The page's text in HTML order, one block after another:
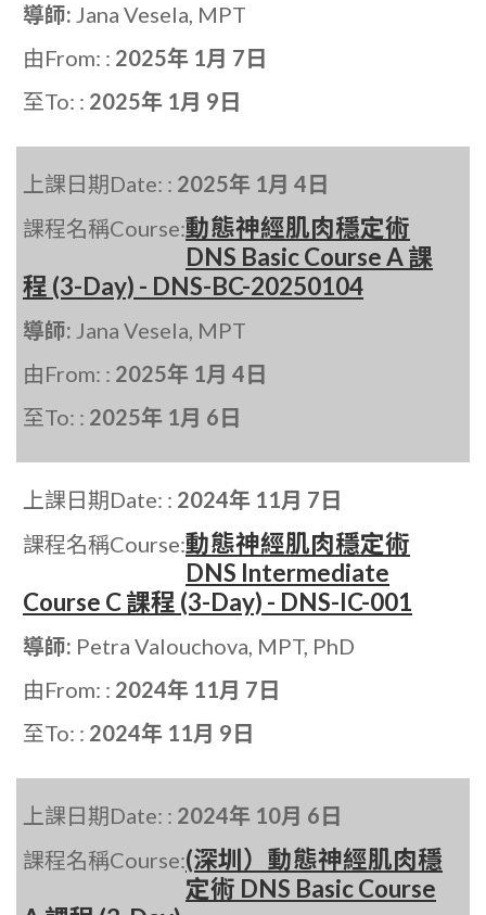
導師: Jana Vesela, MPT
由From: : 2025年 1月 7日
至To: : 2025年 1月 9日
上課日期Date: : 2025年 1月 4日
課程名稱Course:動態神經肌肉穩定術
DNS Basic Course A 課
程 (3-Day) - DNS-BC-20250104
導師: Jana Vesela, MPT
由From: : 2025年 1月 4日
至To: : 2025年 1月 6日
上課日期Date: : 2024年 11月 7日
課程名稱Course:動態神經肌肉穩定術
DNS Intermediate
Course C 課程 (3-Day) - DNS-IC-001
導師: Petra Valouchova, MPT, PhD
由From: : 2024年 11月 7日
至To: : 2024年 11月 9日
上課日期Date: : 2024年 10月 6日
課程名稱Course:(深圳）動態神經肌肉穩
定術 DNS Basic Course